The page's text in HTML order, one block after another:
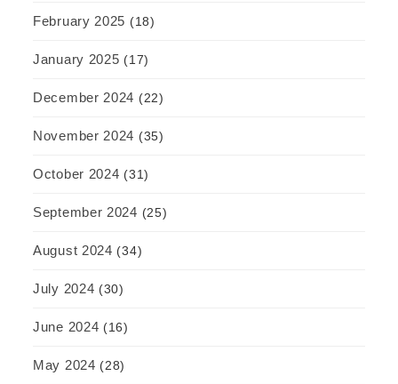
February 2025 (18)
January 2025 (17)
December 2024 (22)
November 2024 (35)
October 2024 (31)
September 2024 (25)
August 2024 (34)
July 2024 (30)
June 2024 (16)
May 2024 (28)